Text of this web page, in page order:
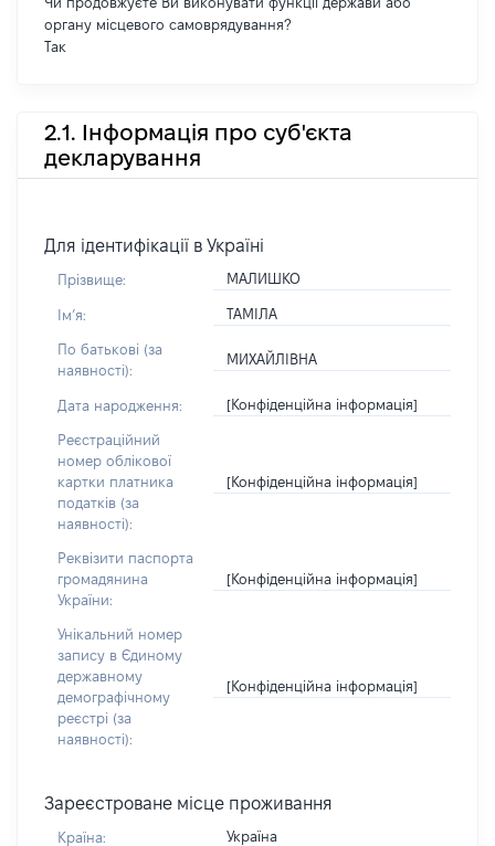
органу місцевого самоврядування?
Так
2.1. Інформація про суб'єкта
декларування
Для ідентифікації в Україні
Прізвище: МАЛИШКО
Імʼя: ТАМІЛА
По батькові (за
наявності):
МИХАЙЛІВНА
Дата народження: [Конфіденційна інформація]
Реєстраційний
номер облікової
картки платника
податків (за
наявності):
[Конфіденційна інформація]
Реквізити паспорта
громадянина
України:
[Конфіденційна інформація]
Унікальний номер
запису в Єдиному
державному
демографічному
реєстрі (за
наявності):
[Конфіденційна інформація]
Зареєстроване місце проживання
Країна: Україна